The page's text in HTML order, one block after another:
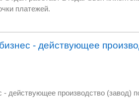
Виктор платежей.
- действующее
Завод